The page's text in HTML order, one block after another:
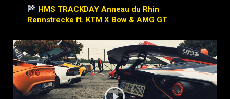
HMS TRACKDAY Anneau du Rhin
Rennstrecke ft. KTM X Bow & AMG GT